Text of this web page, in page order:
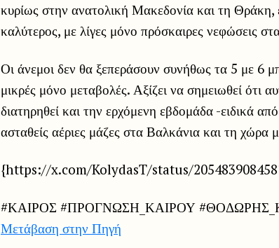
κυρίως στην ανατολική Μακεδονία και τη Θράκη,
καλύτερος, με λίγες μόνο πρόσκαιρες νεφώσεις
Οι άνεμοι δεν θα ξεπεράσουν συνήθως τα 5 με 6
μικρές μόνο μεταβολές. Αξίζει να σημειωθεί ότι
διατηρηθεί και την ερχόμενη εβδομάδα -ειδικά
ασταθείς αέριες μάζες στα Βαλκάνια και τη χώρα
{https://x.com/KolydasT/status/
#ΚΑΙΡΟΣ #ΠΡΟΓΝΩΣΗ_ΚΑΙΡΟΥ
Μετάβαση στην Πηγή